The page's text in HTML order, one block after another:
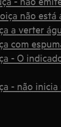
não está
a verter
com
- O
- não